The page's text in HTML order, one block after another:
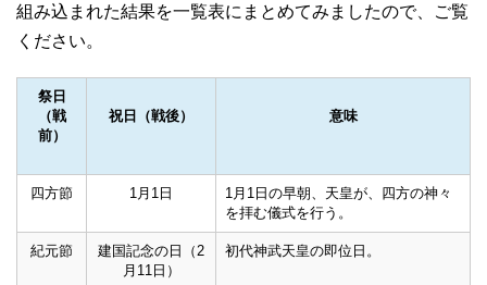
組み込まれた結果を一覧表にまとめてみましたので、ご覧
ください。
祭日
（戦
前）
祝日（戦後） 意味
四方節 1月1日
1月1日の早朝、天皇が、四方の神々
を拝む儀式を行う。
紀元節
建国記念の日（2
月11日）
初代神武天皇の即位日。